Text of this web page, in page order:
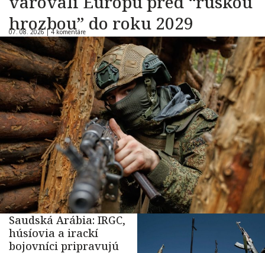
hrozbou” do roku 2029
07. 08. 2026 |4 komentáre
Saudská Arábia: IRGC,
húsíovia a irackí
bojovníci pripravujú